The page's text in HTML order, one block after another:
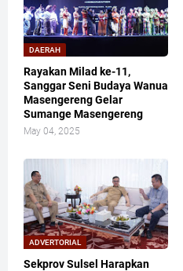
DAERAH
Rayakan Milad ke-11,
Sanggar Seni Budaya Wanua
Masengereng Gelar
Sumange Masengereng
May 04, 2025
ADVERTORIAL
Sekprov Sulsel Harapkan